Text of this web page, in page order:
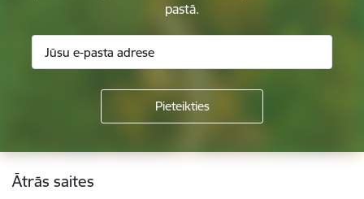
pastā.
Kājene
Ātrās saites